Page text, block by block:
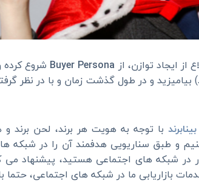
ایجاد توازن، از Buyer Persona شروع کرده
و در طول گذشت زمان و با در نظر
با توجه به هویت هر برند، لحن برند
و طبق سناریویی هدفمند آن را در شبکه
در شبکه های اجتماعی هستید، پیشنهاد
بازاریابی ما در شبکه های اجتماعی، حتما